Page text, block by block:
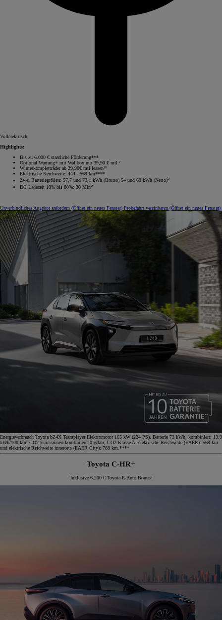
Vollelektrisch
Highlights:
Bis zu 6.000 € staatliche Förderung***
Optional Wartung+ mit Wallbox nur 39,90 € mtl.⁷
Winterkompletträder ab 29,90€ mtl leasen¹⁵
Elektrische Reichweite: 444 - 569 km****
Zwei Batteriegrößen: 57,7 und 73,1 kWh (Brutto) 54 und 69 kWh (Netto)5
DC Ladezeit 10% bis 80%: 30 Min6
Unverbindliches Angebot anfordern (Öffnet ein neues Fenster) Probefahrt vereinbaren (Öffnet ein neues Fenster)
Energieverbrauch Toyota bZ4X Teamplayer Elektromotor 165 kW (224 PS), Batterie 73 kWh; kombiniert: 13.9
kWh/100 km; CO2-Emissionen kombiniert: 0 g/km; CO2-Klasse A; elektrische Reichweite (EAER): 569 km
und elektrische Reichweite innerorts (EAER City): 788 km.****
Toyota C-HR+
Inklusive 6.200 € Toyota E-Auto Bonus⁹